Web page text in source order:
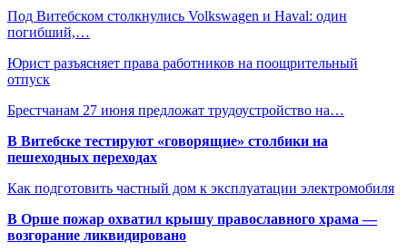
Под Витебском столкнулись Volkswagen и Haval: один
погибший,…
Юрист разъясняет права работников на поощрительный
отпуск
Брестчанам 27 июня предложат трудоустройство на…
В Витебске тестируют «говорящие» столбики на
пешеходных переходах
Как подготовить частный дом к эксплуатации электромобиля
В Орше пожар охватил крышу православного храма —
возгорание ликвидировано